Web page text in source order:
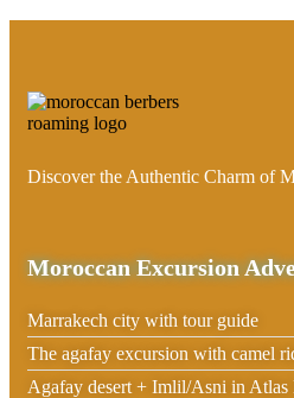
Discover the Authentic Charm of
Moroccan Excursion
Marrakech city with tour guide
The agafay excursion with camel
Agafay desert + Imlil/Asni in Atlas